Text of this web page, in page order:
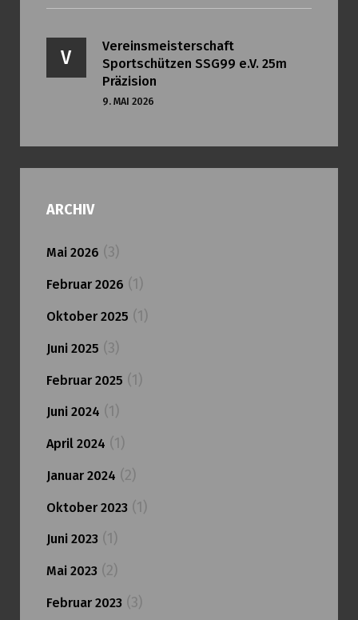
V
Vereinsmeisterschaft
Sportschützen SSG99 e.V. 25m
Präzision
9. MAI 2026
ARCHIV
Mai 2026 (3)
Februar 2026 (1)
Oktober 2025 (1)
Juni 2025 (3)
Februar 2025 (1)
Juni 2024 (1)
April 2024 (1)
Januar 2024 (2)
Oktober 2023(1)
Juni 2023(1)
Mai 2023(2)
Februar 2023(3)